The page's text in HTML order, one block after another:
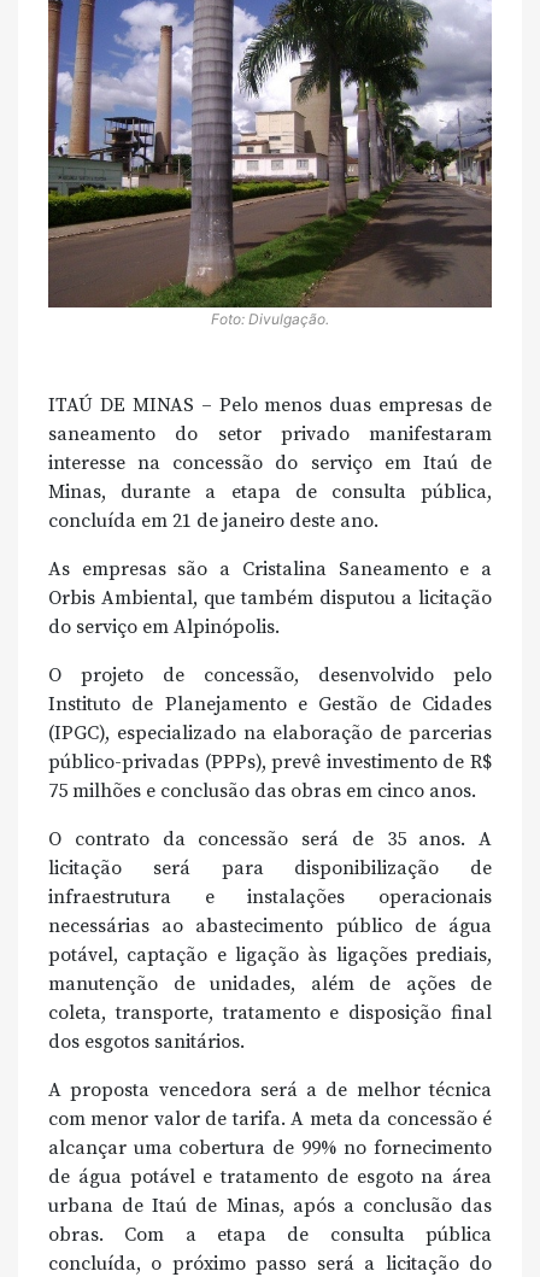
Foto: Divulgação.
ITAÚ DE MINAS – Pelo menos duas empresas de
saneamento do setor privado manifestaram
interesse na concessão do serviço em Itaú de
Minas, durante a etapa de consulta pública,
concluída em 21 de janeiro deste ano.
As empresas são a Cristalina Saneamento e a
Orbis Ambiental, que também disputou a licitação
do serviço em Alpinópolis.
O projeto de concessão, desenvolvido pelo
Instituto de Planejamento e Gestão de Cidades
(IPGC), especializado na elaboração de parcerias
público-privadas (PPPs), prevê investimento de R$
75 milhões e conclusão das obras em cinco anos.
O contrato da concessão será de 35 anos. A
licitação será para disponibilização de
infraestrutura e instalações operacionais
necessárias ao abastecimento público de água
potável, captação e ligação às ligações prediais,
manutenção de unidades, além de ações de
coleta, transporte, tratamento e disposição final
dos esgotos sanitários.
A proposta vencedora será a de melhor técnica
com menor valor de tarifa. A meta da concessão é
alcançar uma cobertura de 99% no fornecimento
de água potável e tratamento de esgoto na área
urbana de Itaú de Minas, após a conclusão das
obras. Com a etapa de consulta pública
concluída, o próximo passo será a licitação do